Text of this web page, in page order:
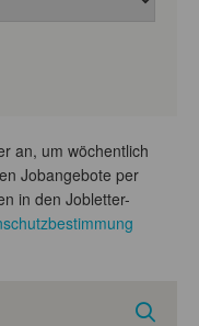
an, um wöchentlich
Jobangebote per
in den Jobletter-